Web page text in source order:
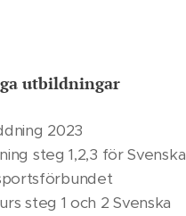
utbildningar
2023
steg 1,2,3 för Svenska
steg 1 och 2 Svenska